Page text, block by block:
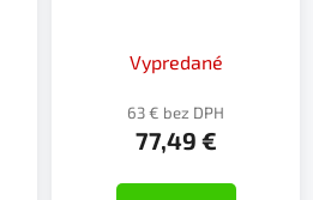
Vypredané
63 € bez DPH
77,49 €